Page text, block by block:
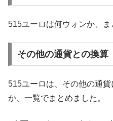
515ユーロは何ウォンか、ま
その他の通貨との換算
515ユーロは、その他の通
か、一覧でまとめました。